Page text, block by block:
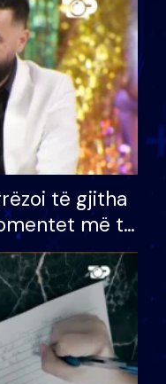
të gjitha
më të
VIP: Do më
kur…